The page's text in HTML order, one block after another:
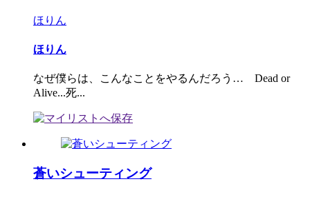
ほりん
ほりん
なぜ僕らは、こんなことをやるんだろう… Dead or
Alive...死...
蒼いシューティング